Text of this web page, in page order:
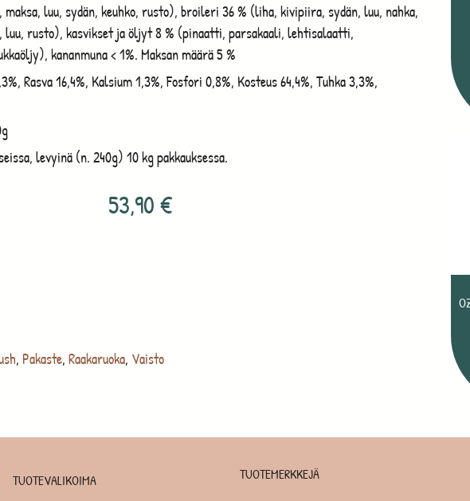
maksa, luu, sydän, keuhko, rusto), broileri 36 % (liha, kivipiira, sydän, luu, nahka,
luu, rusto), kasvikset ja öljyt 8 % (pinaatti, parsakaali, lehtisalaatti,
kananmuna < 1%. Maksan määrä 5 %
Rasva 16,4%, Kalsium 1,3%, Fosfori 0,8%, Kosteus 64,4%, Tuhka 3,3%,
levyinä (n. 240g) 10 kg pakkauksessa.
53,90€
, Pakaste, Raakaruoka, Vaisto
TUOTEVALIKOIMA TUOTEMERKKEJÄ